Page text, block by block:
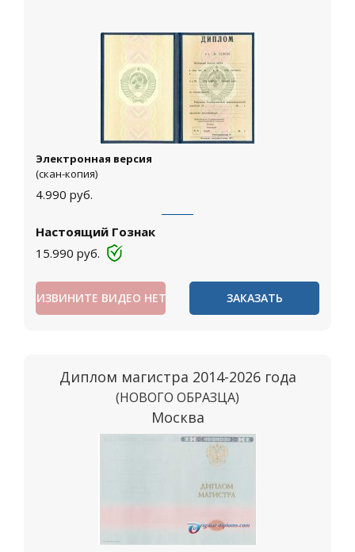
Электронная версия
(скан-копия)
4.990 руб.
Настоящий Гознак
15.990 руб.
ИЗВИНИТЕ ВИДЕО НЕТ ЗАКАЗАТЬ
Диплом магистра 2014-2026 года
(НОВОГО ОБРАЗЦА)
Москва